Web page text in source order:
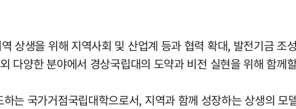
상생을 위해 지역사회 및 산업계 등과 협력 확대, 발전기금
다양한 분야에서 경상국립대의 도약과 비전 실현을 위해 함께
는 국가거점국립대학으로서, 지역과 함께 성장하는 상생의